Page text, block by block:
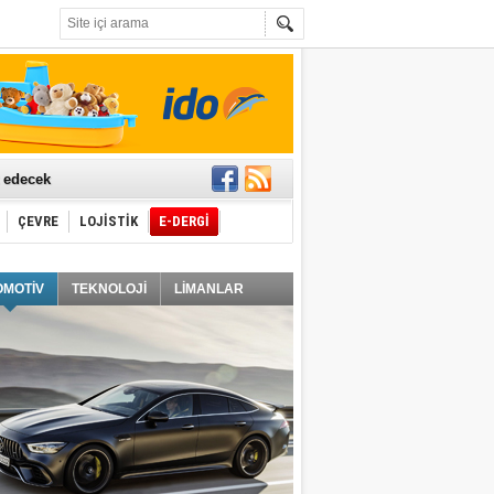
ÇEVRE LOJİSTİK E-DERGİ
TEKNOLOJİ LİMANLAR